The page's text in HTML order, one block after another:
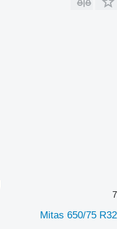
7
Mitas 650/75 R32